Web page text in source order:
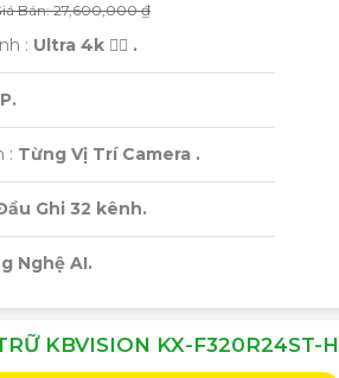
Bán: 27,600,000 ₫
: Ultra 4k 👍🏾 .
: Từng Vị Trí Camera .
Ghi 32 kênh.
Nghệ AI.
KBVISION KX-F320R24ST-H